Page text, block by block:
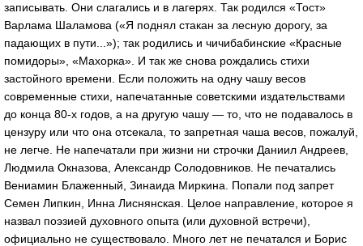
записывать. Они слагались и в лагерях. Так родился «Тост»
Варлама Шаламова («Я поднял стакан за лесную дорогу, за
падающих в пути...»); так родились и чичибабинские «Красные
помидоры», «Махорка». И так же снова рождались стихи
застойного времени. Если положить на одну чашу весов
современные стихи, напечатанные советскими издательствами
до конца 80-х годов, а на другую чашу — то, что не подавалось в
цензуру или что она отсекала, то запретная чаша весов, пожалуй,
не легче. Не напечатали при жизни ни строчки Даниил Анд­реев,
Людмила Окназова, Александр Солодовников. Не печатались
Вениамин Блаженный, Зинаида Миркина. Попали под запрет
Семен Липкин, Инна Лиснянская. Целое направление, которое я
назвал поэзией духовного опыта (или духовной встречи),
официально не существовало. Много лет не печатался и Борис